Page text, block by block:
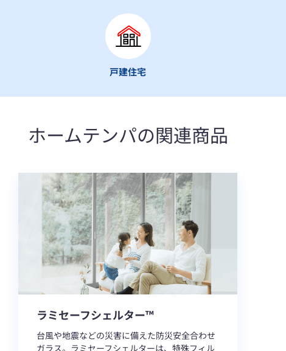
戸建住宅
ホームテンパの関連商品
ラミセーフシェルター™
台風や地震などの災害に備えた防災安全合わせ
ガラス。ラミセーフシェルターは、特殊フィル